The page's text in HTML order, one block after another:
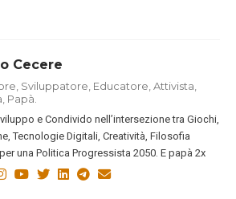
Cecere
Sviluppatore, Educatore, Attivista,
Papà.
e Condivido nell’intersezione tra Giochi,
Tecnologie Digitali, Creatività, Filosofia
una Politica Progressista 2050. E papà 2x